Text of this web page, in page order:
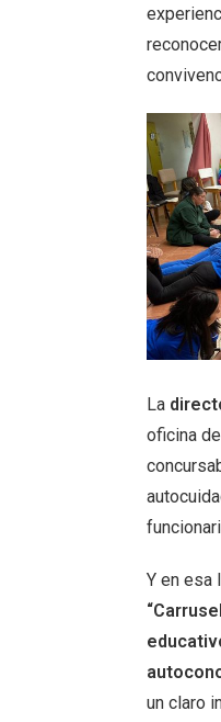
La
oficina
Y en esa
un claro